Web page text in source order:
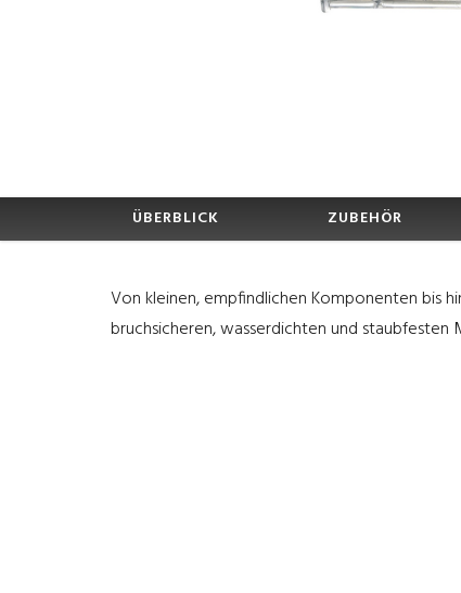
ÜBERBLICK ZUBEHÖR
Von kleinen, empfindlichen Komponenten bis
bruchsicheren, wasserdichten und staubfesten